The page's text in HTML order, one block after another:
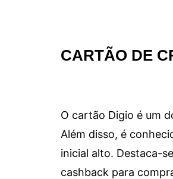
CARTÃO DE
O cartão Digio é um
Além disso, é
inicial alto. Destaca-
cashback para